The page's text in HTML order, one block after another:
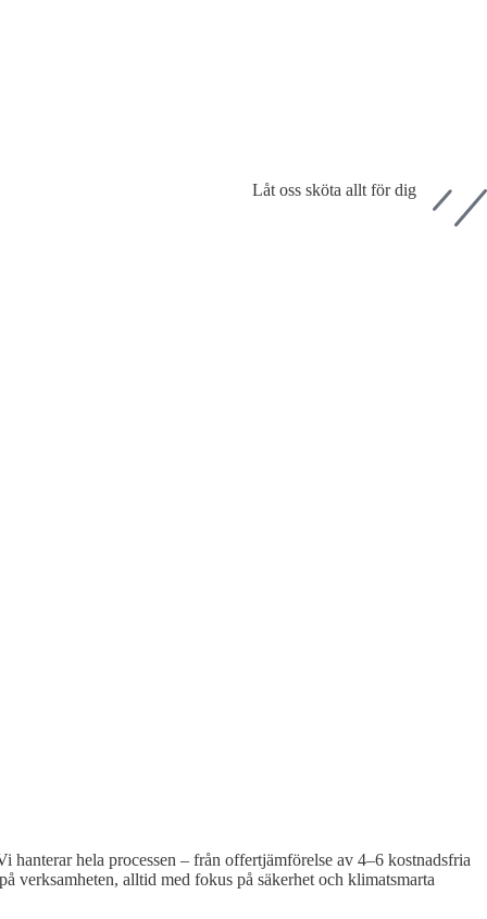
Låt oss sköta allt för dig
hela processen – från offertjämförelse av 4–6 kostnadsfria
alltid med fokus på säkerhet och klimatsmarta